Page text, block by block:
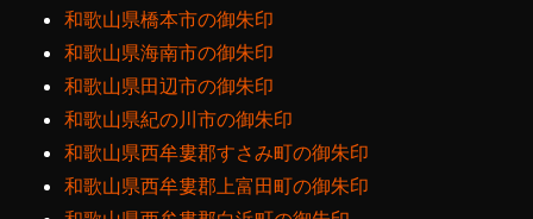
和歌山県橋本市の御朱印
和歌山県海南市の御朱印
和歌山県田辺市の御朱印
和歌山県紀の川市の御朱印
和歌山県西牟婁郡すさみ町の御朱印
和歌山県西牟婁郡上富田町の御朱印